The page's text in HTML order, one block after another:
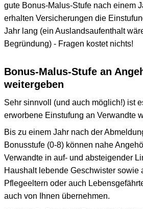
gute Bonus-Malus-Stufe nach einem
erhalten Versicherungen die
Jahr lang (ein Auslandsaufenthalt
Begründung) - Fragen kostet nichts!
Bonus-Malus-Stufe an
weitergeben
Sehr sinnvoll (und auch möglich!) ist
erworbene Einstufung an Verwandte
Bis zu einem Jahr nach der
Bonusstufe (0-8) können nahe
Verwandte in auf- und absteigender
Haushalt lebende Geschwister sowie
Pflegeeltern oder auch
auch von Ihnen übernehmen.